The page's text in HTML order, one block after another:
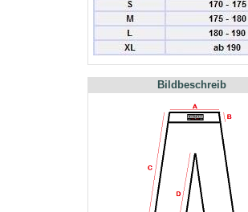
Bildbeschreib